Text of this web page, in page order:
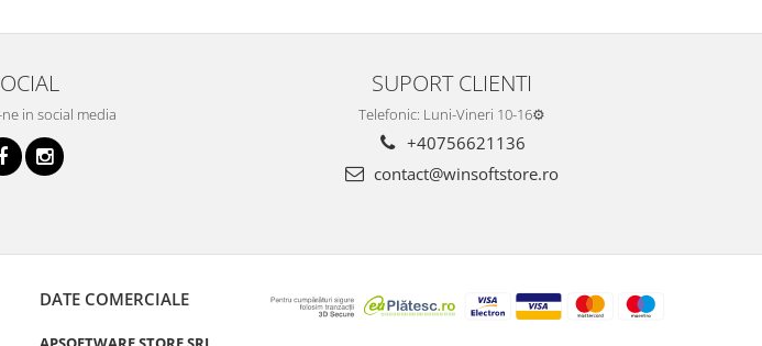
in social media
SUPORT CLIENTI
Telefonic: Luni-Vineri 10-16⚙️
+40756621136
contact@winsoftstore.ro
DATE COMERCIALE